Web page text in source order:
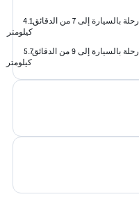
رحلة بالسيارة إلى 7 من الدقائق
4.1
كيلومتر
رحلة بالسيارة إلى 9 من الدقائق
5.7
كيلومتر